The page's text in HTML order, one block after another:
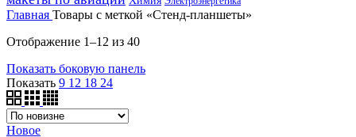
Главная Товары с меткой «Стенд-планшеты»
Отображение 1–12 из 40
Показать боковую панель
Показать 9 12 18 24
Новое